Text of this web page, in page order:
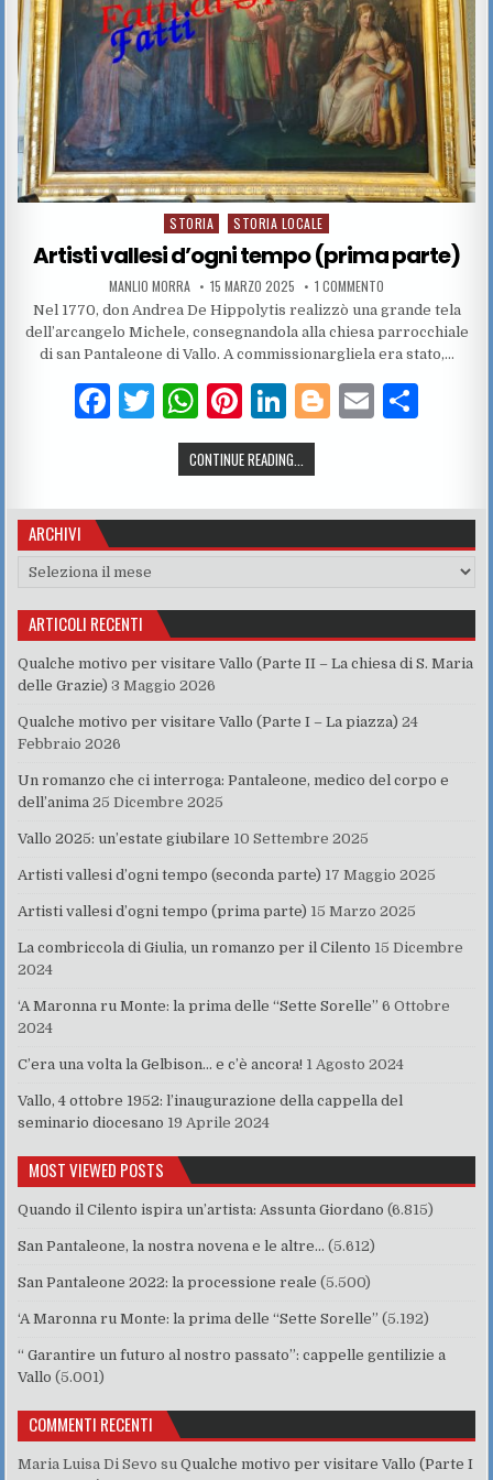
Posted in
STORIA STORIA LOCALE
Artisti vallesi d’ogni tempo (prima parte)
AUTHOR:
MANLIO MORRA PUBLISHED DATE:
15 MARZO 2025 1 COMMENTO
Nel 1770, don Andrea De Hippolytis realizzò una grande tela
dell’arcangelo Michele, consegnandola alla chiesa parrocchiale
di san Pantaleone di Vallo. A commissionargliela era stato,…
F
e
b
o
o
k
T
w
it
te
r
W
h
at
s
A
p
Pi
n
te
re
st
Li
n
k
e
dI
Bl
g
er
E
l di
vi
CONTINUE READING...
ARCHIVI
Archivi
ARTICOLI RECENTI
Qualche motivo per visitare Vallo (Parte II – La chiesa di S. Maria
delle Grazie) 3 Maggio 2026
Qualche motivo per visitare Vallo (Parte I – La piazza) 24
Febbraio 2026
Un romanzo che ci interroga: Pantaleone, medico del corpo e
dell’anima 25 Dicembre 2025
Vallo 2025: un’estate giubilare 10 Settembre 2025
Artisti vallesi d’ogni tempo (seconda parte) 17 Maggio 2025
Artisti vallesi d’ogni tempo (prima parte) 15 Marzo 2025
La combriccola di Giulia, un romanzo per il Cilento 15 Dicembre
2024
‘A Maronna ru Monte: la prima delle “Sette Sorelle” 6 Ottobre
2024
C’era una volta la Gelbison… e c’è ancora! 1 Agosto 2024
Vallo, 4 ottobre 1952: l’inaugurazione della cappella del
seminario diocesano 19 Aprile 2024
MOST VIEWED POSTS
Quando il Cilento ispira un’artista: Assunta Giordano (6.815)
San Pantaleone, la nostra novena e le altre… (5.612)
San Pantaleone 2022: la processione reale (5.500)
‘A Maronna ru Monte: la prima delle “Sette Sorelle” (5.192)
“ Garantire un futuro al nostro passato”: cappelle gentilizie a
Vallo (5.001)
COMMENTI RECENTI
Maria Luisa Di Sevo suQualche motivo per visitare Vallo (Parte I